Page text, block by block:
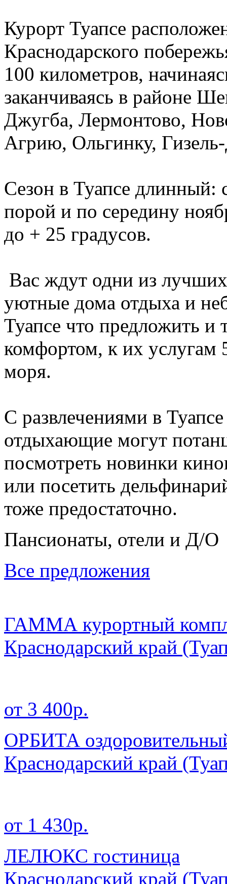
Курорт Туапсе
Краснодарского
100 километров,
заканчиваясь в районе
Джугба, Лермонтово,
Агрию, Ольгинку,
Сезон в Туапсе длинный:
порой и по середину
до + 25 градусов.
Вас ждут одни из
уютные дома отдыха и
Туапсе что предложить и
комфортом, к их услугам
моря.
С развлечениями в
отдыхающие могут
посмотреть новинки
или посетить
тоже предостаточно.
Пансионаты, отели и Д/О
Все предложения
ГАММА курортный
Краснодарский край
от 3 400р.
ОРБИТА
Краснодарский край
от 1 430р.
ЛЕЛЮКС гостиница
Краснодарский край